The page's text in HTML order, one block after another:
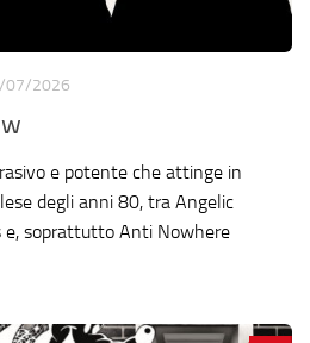
07/2026
e potente che attinge in
degli anni 80, tra Angelic
e, soprattutto Anti Nowhere